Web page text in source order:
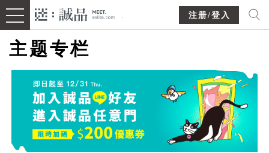
注册/登入
主题专栏